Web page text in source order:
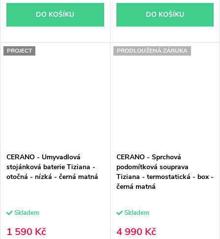
DO KOŠÍKU DO KOŠÍKU
PROJECT
CERANO - Umyvadlová
stojánková baterie Tiziana -
otočná - nízká - černá matná
Skladem
1 590 Kč
PRODLOUŽENÁ ZÁRUKA
CERANO - Sprchová
podomítková souprava
Tiziana - termostatická - box -
černá matná
Skladem
4 990 Kč